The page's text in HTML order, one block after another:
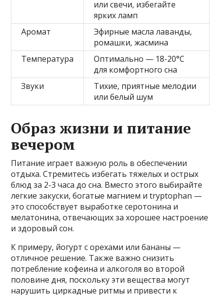
или свечи, избегайте
ярких ламп
Аромат
Эфирные масла лаванды,
ромашки, жасмина
Температура
Оптимально — 18-20°C
для комфортного сна
Звуки
Тихие, приятные мелодии
или белый шум
Образ жизни и питание
вечером
Питание играет важную роль в обеспечении
отдыха. Стремитесь избегать тяжелых и острых
блюд за 2-3 часа до сна. Вместо этого выбирайте
легкие закуски, богатые магнием и tryptophan —
это способствует выработке серотонина и
мелатонина, отвечающих за хорошее настроение
и здоровый сон.
К примеру, йогурт с орехами или бананы —
отличное решение. Также важно снизить
потребление кофеина и алкоголя во второй
половине дня, поскольку эти вещества могут
нарушить циркадные ритмы и привести к